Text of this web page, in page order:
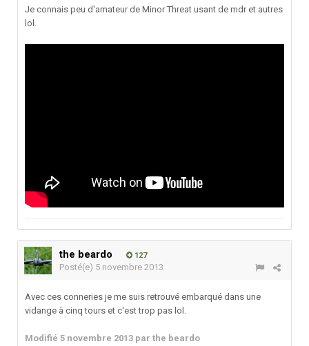
Je connais peu d'amateur de Minor Threat usant de mdr et autres
lol.
the beardo 127
Posté(e) 5 novembre 2013
Avec ces conneries je me suis retrouvé embarqué dans une
vidange à cinq tours et c'est trop pas lol.
Modifié 5 novembre 2013 par the beardo